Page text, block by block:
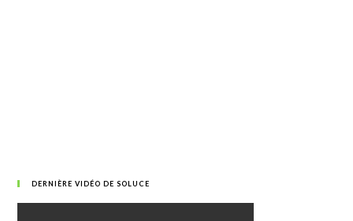
DERNIÈRE VIDÉO DE SOLUCE